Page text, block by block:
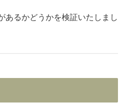
あるかどうかを検証いたしまし